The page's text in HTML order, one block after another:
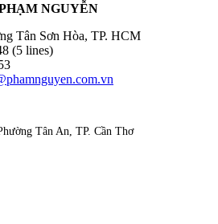
NGUYỄN
Tân Sơn Hòa, TP. HCM
(5 lines)
Tân An, TP. Cần Thơ